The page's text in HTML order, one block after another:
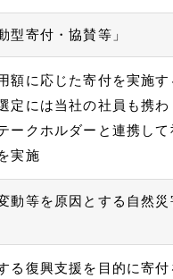
型寄付・協賛等」
額に応じた寄付を実施す
定には当社の社員も携わ
ークホルダーと連携して
実施
動等を原因とする⾃然
る復興⽀援を⽬的に寄付